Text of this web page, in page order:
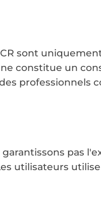
sont
constitue un
professionnels
pas
utilisateurs